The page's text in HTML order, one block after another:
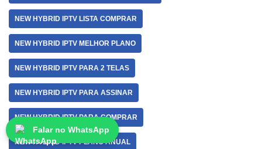
NEW HYBRID IPTV LISTA COMPRAR
NEW HYBRID IPTV MELHOR PLANO
NEW HYBRID IPTV PARA 2 TELAS
NEW HYBRID IPTV PARA ASSINAR
NEW HYBRID IPTV PARA COMPRAR
NEW HYBRID IPTV PLANO ANUAL
Falar no WhatsApp